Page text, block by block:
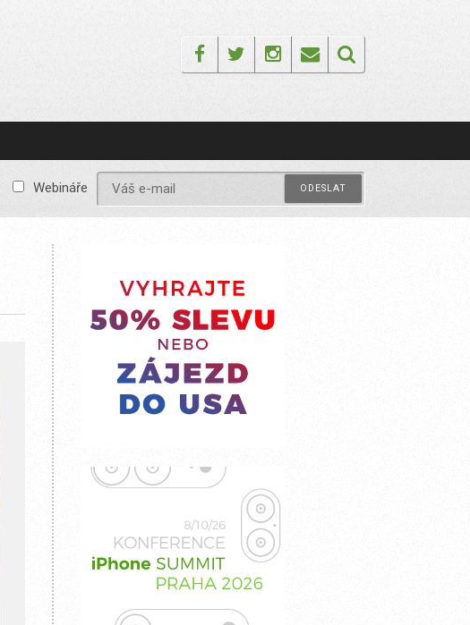
FacebookTwitterInstagram
Email
Webináře